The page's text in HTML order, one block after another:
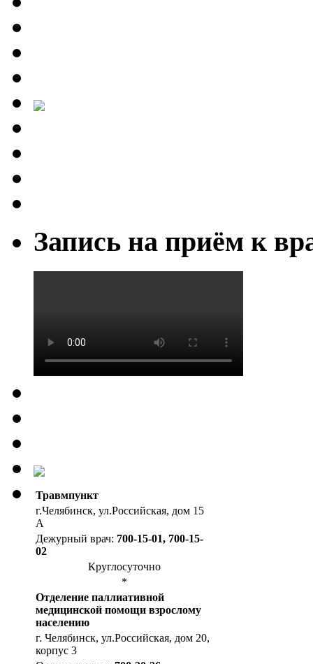
Запись на приём к
Травмпункт
г.Челябинск, ул.Российская, дом 15
А
Дежурный врач: 700-15-01, 700-15-
02
Круглосуточно
*
Отделение паллиативной
медицинской помощи взрослому
населению
г. Челябинск, ул.Российская, дом 20,
корпус 3